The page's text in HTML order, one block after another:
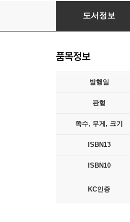
기적의 세마디 영어
도서정보
품목정보
발행일
판형
쪽수, 무게, 크기
ISBN13
ISBN10
KC인증